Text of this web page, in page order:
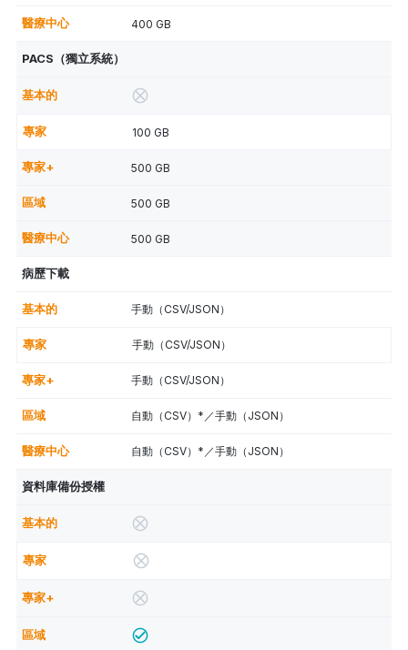
400 GB
PACS（獨立系統）
100 GB
500 GB
500 GB
500 GB
病歷下載
手動（CSV/JSON）
手動（CSV/JSON）
手動（CSV/JSON）
自動（CSV）*／手動（JSON）
自動（CSV）*／手動（JSON）
資料庫備份授權